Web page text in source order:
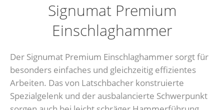
Signumat Premium
Einschlaghammer
Der Signumat Premium Einschlaghammer sorgt für
besonders einfaches und gleichzeitig effizientes
Arbeiten. Das von Latschbacher konstruierte
Spezialgelenk und der ausbalancierte Schwerpunkt